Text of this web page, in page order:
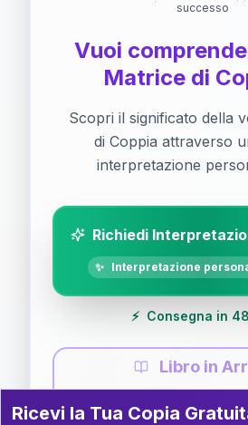
successo
Vuoi
Matrice di
Scopri il significato della
di Coppia attraverso
interpretazione
Richiedi
✨ Interpretazione
⚡ Consegna in
Libro in
Guida completa di
Ricevi la Tua Copia Gratuita del
Ricevi la Tua Copia